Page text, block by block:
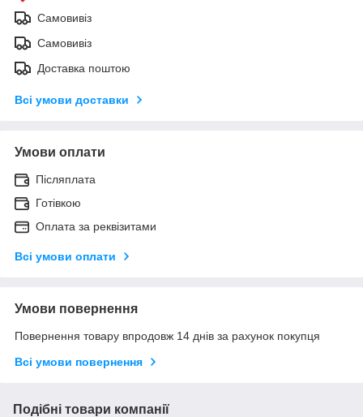
Самовивіз
Самовивіз
Доставка поштою
Всі умови доставки
Умови оплати
Післяплата
Готівкою
Оплата за реквізитами
Всі умови оплати
Умови повернення
Повернення товару впродовж 14 днів за рахунок покупця
Всі умови повернення
Подібні товари компанії